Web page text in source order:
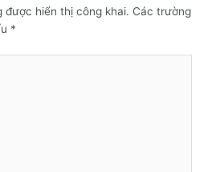
được hiển thị công khai. Các trường
*